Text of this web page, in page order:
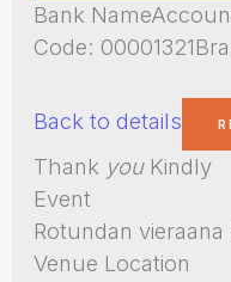
Bank
Code:
Back to details
Thank youKindly
Event
Rotundan
Venue Location